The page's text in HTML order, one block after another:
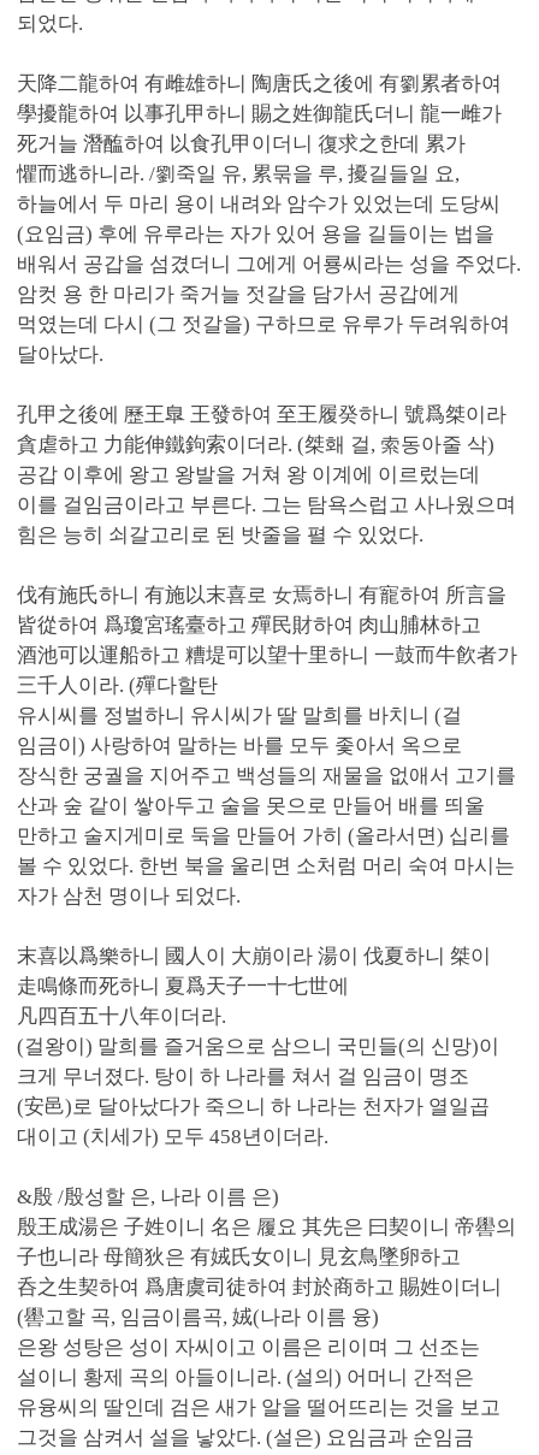
되었다.
天降二龍하여 有雌雄하니 陶唐氏之後에 有劉累者하여
學擾龍하여 以事孔甲하니 賜之姓御龍氏더니 龍一雌가
死거늘 潛醢하여 以食孔甲이더니 復求之한데 累가
懼而逃하니라. /劉죽일 유, 累묶을 루, 擾길들일 요,
하늘에서 두 마리 용이 내려와 암수가 있었는데 도당씨
(요임금) 후에 유루라는 자가 있어 용을 길들이는 법을
배워서 공갑을 섬겼더니 그에게 어룡씨라는 성을 주었다.
암컷 용 한 마리가 죽거늘 젓갈을 담가서 공갑에게
먹였는데 다시 (그 젓갈을) 구하므로 유루가 두려워하여
달아났다.
孔甲之後에 歷王臯 王發하여 至王履癸하니 號爲桀이라
貪虐하고 力能伸鐵鉤索이더라. (桀홰 걸, 索동아줄 삭)
공갑 이후에 왕고 왕발을 거쳐 왕 이계에 이르렀는데
이를 걸임금이라고 부른다. 그는 탐욕스럽고 사나웠으며
힘은 능히 쇠갈고리로 된 밧줄을 펼 수 있었다.
伐有施氏하니 有施以末喜로 女焉하니 有寵하여 所言을
皆從하여 爲瓊宮瑤臺하고 殫民財하여 肉山脯林하고
酒池可以運船하고 糟堤可以望十里하니 一鼓而牛飮者가
三千人이라. (殫다할탄
유시씨를 정벌하니 유시씨가 딸 말희를 바치니 (걸
임금이) 사랑하여 말하는 바를 모두 좇아서 옥으로
장식한 궁궐을 지어주고 백성들의 재물을 없애서 고기를
산과 숲 같이 쌓아두고 술을 못으로 만들어 배를 띄울
만하고 술지게미로 둑을 만들어 가히 (올라서면) 십리를
볼 수 있었다. 한번 북을 울리면 소처럼 머리 숙여 마시는
자가 삼천 명이나 되었다.
末喜以爲樂하니 國人이 大崩이라 湯이 伐夏하니 桀이
走鳴條而死하니 夏爲天子一十七世에
凡四百五十八年이더라.
(걸왕이) 말희를 즐거움으로 삼으니 국민들(의 신망)이
크게 무너졌다. 탕이 하 나라를 쳐서 걸 임금이 명조
(安邑)로 달아났다가 죽으니 하 나라는 천자가 열일곱
대이고 (치세가) 모두 458년이더라.
&殷 /殷성할 은, 나라 이름 은)
殷王成湯은 子姓이니 名은 履요 其先은 曰契이니 帝嚳의
子也니라 母簡狄은 有娀氏女이니 見玄鳥墜卵하고
呑之生契하여 爲唐虞司徒하여 封於商하고 賜姓이더니
(嚳고할 곡, 임금이름곡, 娀(나라 이름 융)
은왕 성탕은 성이 자씨이고 이름은 리이며 그 선조는
설이니 황제 곡의 아들이니라. (설의) 어머니 간적은
유융씨의 딸인데 검은 새가 알을 떨어뜨리는 것을 보고
그것을 삼켜서 설을 낳았다. (설은) 요임금과 순임금